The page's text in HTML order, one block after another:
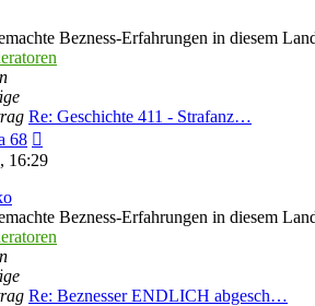
Bezness-Erfahrungen in diesem
Re: Geschichte 411 - Strafanz…
68
Beitrag
16:29
Bezness-Erfahrungen in diesem
Re: Beznesser ENDLICH abgesch…